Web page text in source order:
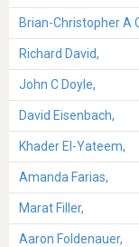
Brian-Christopher A
Richard David,
John C Doyle,
David Eisenbach,
Khader El-Yateem,
Amanda Farias,
Marat Filler,
Aaron Foldenauer,